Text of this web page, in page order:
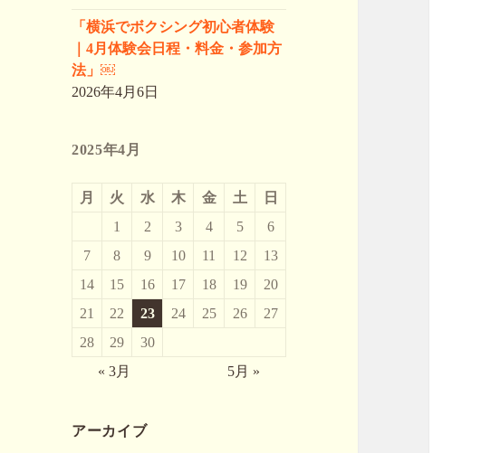
「横浜でボクシング初心者体験
｜4月体験会日程・料金・参加方
法」￼
2026年4月6日
2025年4月
月 火 水 木 金 土
日
1
2 3 4 5
6
7
8 9 10 11 12
13
14
15 16 17 18 19
20
21
22 23 24 25 26
27
28
29
30
« 3月
5月 »
アーカイブ